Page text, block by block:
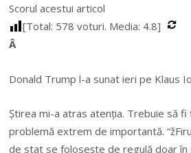
Scorul acestui articol
[Total: 578 voturi. Media: 4.8]
Â
Donald Trump l-a sunat ieri pe Klaus
Știrea mi-a atras atenția. Trebuie să
problemă extrem de importantă.
de stat se folosește de regulă doar în